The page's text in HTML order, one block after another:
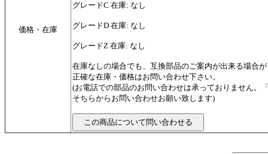
価格・在庫
グレードC 在庫: なし
グレードD 在庫: なし
グレードZ 在庫: なし
在庫なしの場合でも、互換部品のご案内が出来る場合
正確な在庫・価格はお問い合わせ下さい。
(お電話での部品のお問い合わせは承っておりません。
そちらからお問い合わせお願い致します)